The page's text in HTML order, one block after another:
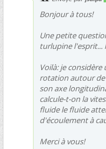
Bonjour à tous!
Une petite
turlupine l'esprit...
Voilà: je
rotation autour de
son axe
calcule-t-on la
fluide le fluide
d'écoulement à
Merci à vous!